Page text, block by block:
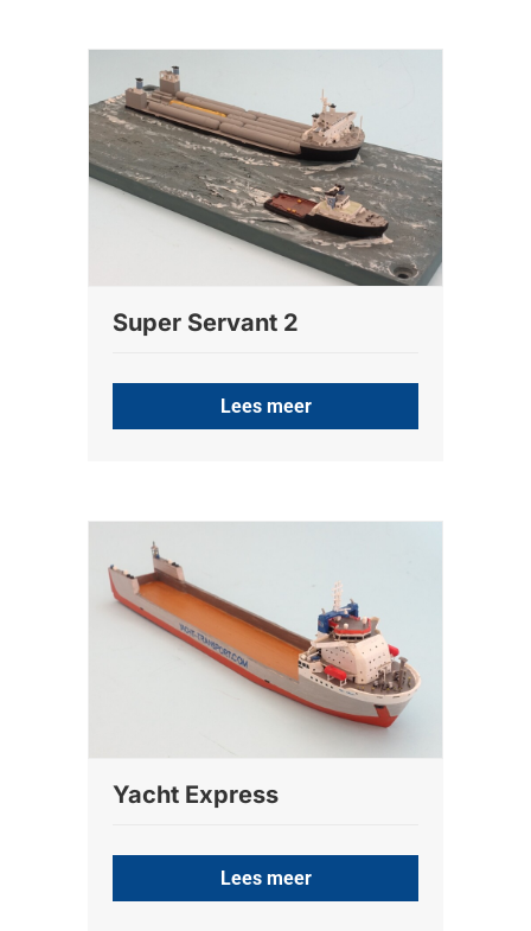
Super Servant 2
Lees meer
Yacht Express
Lees meer